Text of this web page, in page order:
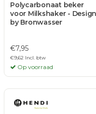
Polycarbonaat beker
voor Milkshaker - Design
by Bronwasser
€7,95
€9,62 Incl. btw
Op voorraad